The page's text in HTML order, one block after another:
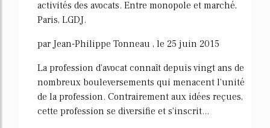
activités des avocats. Entre monopole et marché,
Paris, LGDJ.
par Jean-Philippe Tonneau , le 25 juin 2015
La profession d'avocat connaît depuis vingt ans de
nombreux bouleversements qui menacent l'unité
de la profession. Contrairement aux idées reçues,
cette profession se diversifie et s'inscrit...